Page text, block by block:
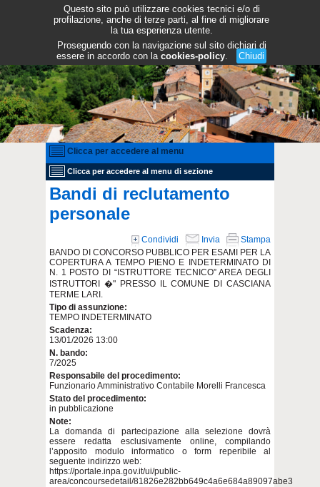
Questo sito può utilizzare cookies tecnici e/o di
profilazione, anche di terze parti, al fine di migliorare
la tua esperienza utente.
Proseguendo con la navigazione sul sito dichiari di
essere in accordo con la cookies-policy. Chiudi
Clicca per accedere al menu
Clicca per accedere al menu di sezione
Bandi di reclutamento
personale
Condividi Invia
Stampa
BANDO DI CONCORSO PUBBLICO PER ESAMI PER LA
COPERTURA A TEMPO PIENO E INDETERMINATO DI
N. 1 POSTO DI “ISTRUTTORE TECNICO” AREA DEGLI
ISTRUTTORI �" PRESSO IL COMUNE DI CASCIANA
TERME LARI.
Tipo di assunzione:
TEMPO INDETERMINATO
Scadenza:
13/01/2026 13:00
N. bando:
7/2025
Responsabile del procedimento:
Funzionario Amministrativo Contabile Morelli Francesca
Stato del procedimento:
in pubblicazione
Note:
La domanda di partecipazione alla selezione dovrà
essere redatta esclusivamente online, compilando
l’apposito modulo informatico o form reperibile al
seguente indirizzo web:
https://portale.inpa.gov.it/ui/public-
area/concoursedetail/81826e282bb649c4a6e684a89097abe3